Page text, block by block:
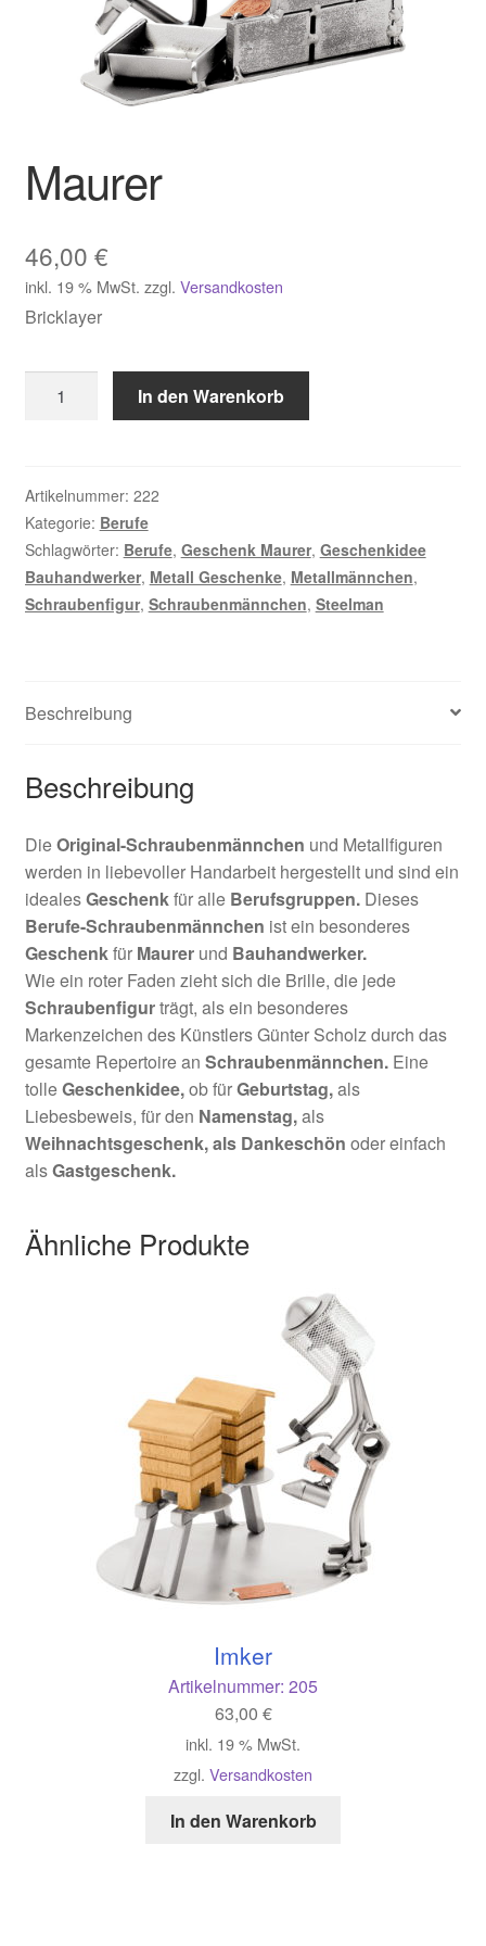
Maurer
46,00 €
inkl. 19 % MwSt. zzgl. Versandkosten
Bricklayer
Menge
In den Warenkorb
Artikelnummer: 222
Kategorie: Berufe
Schlagwörter: Berufe, Geschenk Maurer, Geschenkidee
Bauhandwerker, Metall Geschenke, Metallmännchen,
Schraubenfigur, Schraubenmännchen, Steelman
Beschreibung
Beschreibung
DieOriginal-Schraubenmännchen und Metallfiguren
werden in liebevoller Handarbeit hergestellt und sind ein
idealesGeschenkfür alle Berufsgruppen.Dieses
Berufe-Schraubenmännchen ist ein besonderes
Geschenkfür Maurer und Bauhandwerker.
Wie ein roter Faden zieht sich die Brille, die jede
Schraubenfigurträgt, als ein besonderes
Markenzeichen des Künstlers Günter Scholz durch das
gesamte Repertoire an Schraubenmännchen.Eine
tolleGeschenkidee,ob fürGeburtstag,als
Liebesbeweis, für den Namenstag,als
Weihnachtsgeschenk,als Dankeschön oder einfach
alsGastgeschenk.
Ähnliche Produkte
Imker
Artikelnummer: 205
63,00 €
inkl. 19 % MwSt.
zzgl. Versandkosten
In den Warenkorb